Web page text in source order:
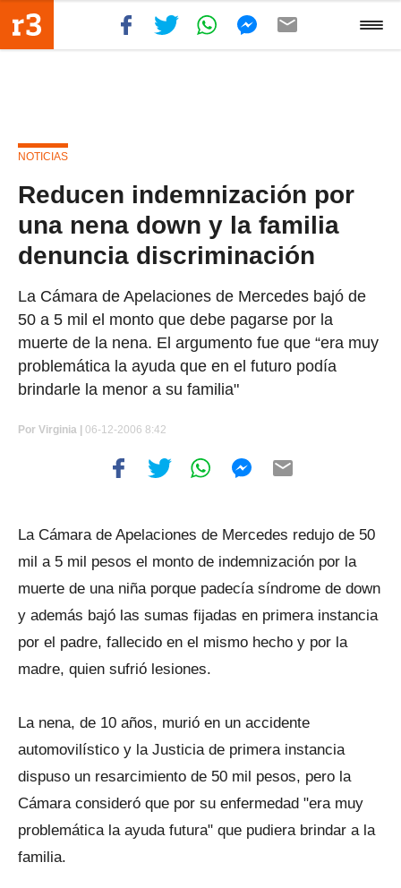
NOTICIAS
Reducen indemnización por
una nena down y la familia
denuncia discriminación
La Cámara de Apelaciones de Mercedes bajó de
50 a 5 mil el monto que debe pagarse por la
muerte de la nena. El argumento fue que “era muy
problemática la ayuda que en el futuro podía
brindarle la menor a su familia"
Por Virginia | 06-12-2006 8:42
La Cámara de Apelaciones de Mercedes redujo de 50
mil a 5 mil pesos el monto de indemnización por la
muerte de una niña porque padecía síndrome de down
y además bajó las sumas fijadas en primera instancia
por el padre, fallecido en el mismo hecho y por la
madre, quien sufrió lesiones.
La nena, de 10 años, murió en un accidente
automovilístico y la Justicia de primera instancia
dispuso un resarcimiento de 50 mil pesos, pero la
Cámara consideró que por su enfermedad "era muy
problemática la ayuda futura" que pudiera brindar a la
familia.